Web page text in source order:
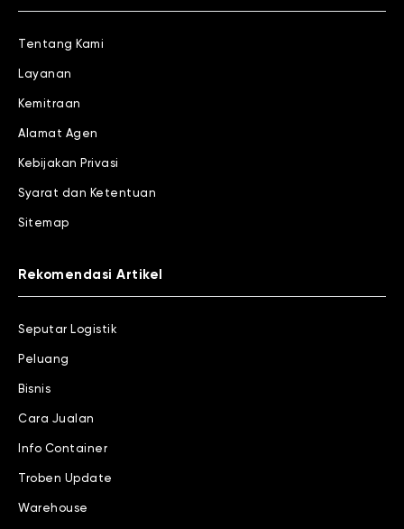
Tentang Kami
Layanan
Kemitraan
Alamat Agen
Kebijakan Privasi
Syarat dan Ketentuan
Sitemap
Rekomendasi Artikel
Seputar Logistik
Peluang
Bisnis
Cara Jualan
Info Container
Troben Update
Warehouse